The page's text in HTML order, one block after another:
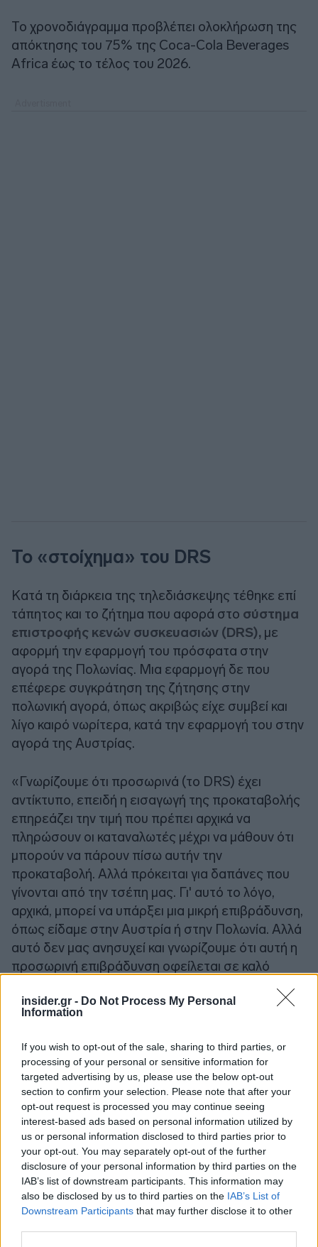
insider.gr - Do Not Process My Personal
Information
If you wish to opt-out of the sale, sharing to third parties, or
processing of your personal or sensitive information for
targeted advertising by us, please use the below opt-out
section to confirm your selection. Please note that after your
opt-out request is processed you may continue seeing
interest-based ads based on personal information utilized by
us or personal information disclosed to third parties prior to
your opt-out. You may separately opt-out of the further
disclosure of your personal information by third parties on the
IAB’s list of downstream participants. This information may
also be disclosed by us to third parties on the IAB’s List of
Downstream Participants that may further disclose it to other
Το χρονοδιάγραμμα προβλέπει ολοκλήρωση της
απόκτησης του 75% της Coca-Cola Beverages
Africa έως το τέλος του 2026.
Το «στοίχημα» του DRS
Κατά τη διάρκεια της τηλεδιάσκεψης τέθηκε επί
τάπητος και το ζήτημα που αφορά στο σύστημα
επιστροφής κενών συσκευασιών (DRS), με
αφορμή την εφαρμογή του πρόσφατα στην
αγορά της Πολωνίας. Μια εφαρμογή δε που
επέφερε συγκράτηση της ζήτησης στην
πολωνική αγορά, όπως ακριβώς είχε συμβεί και
λίγο καιρό νωρίτερα, κατά την εφαρμογή του στην
αγορά της Αυστρίας.
«Γνωρίζουμε ότι προσωρινά (το DRS) έχει
αντίκτυπο, επειδή η εισαγωγή της προκαταβολής
επηρεάζει την τιμή που πρέπει αρχικά να
πληρώσουν οι καταναλωτές μέχρι να μάθουν ότι
μπορούν να πάρουν πίσω αυτήν την
προκαταβολή. Αλλά πρόκειται για δαπάνες που
γίνονται από την τσέπη μας. Γι' αυτό το λόγο,
αρχικά, μπορεί να υπάρξει μια μικρή επιβράδυνση,
όπως είδαμε στην Αυστρία ή στην Πολωνία. Αλλά
αυτό δεν μας ανησυχεί και γνωρίζουμε ότι αυτή η
προσωρινή επιβράδυνση οφείλεται σε καλό
προσθέσει πως «είμαστε πλήρως έτοιμοι για
αυτά τα συστήματα», ενώ έγινε ειδική μνεία και
στην Ελλάδα όπου το σύστημα θα εφαρμοστεί
αργότερα φέτος.
Η κρίση στη Μέση Ανατολή και οι
επιπτώσεις της
Σύμφωνα με τη διοίκηση της Coca-Cola HBC, η
ελληνική αγορά παραμένει ανεπηρέαστη, μέχρι
στιγμής, από τον πόλεμο στη Μέση Ανατολή.
Όπως τόνισαν χαρακτηριστικά οι κ.κ. Bogdanovic
και Σταμούλης,«η Ελλάδα και η Αίγυπτος δεν